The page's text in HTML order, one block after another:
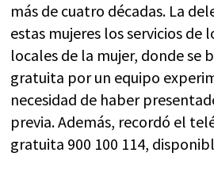
más de cuatro décadas. La
estas mujeres los servicios de
locales de la mujer, donde se
gratuita por un equipo
necesidad de haber
previa. Además, recordó el
gratuita 900 100 114,